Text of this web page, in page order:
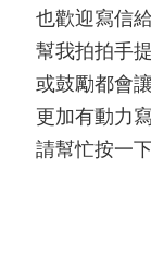
也歡迎寫信
幫我拍拍手
或鼓勵都會
更加有動力
請幫忙按一